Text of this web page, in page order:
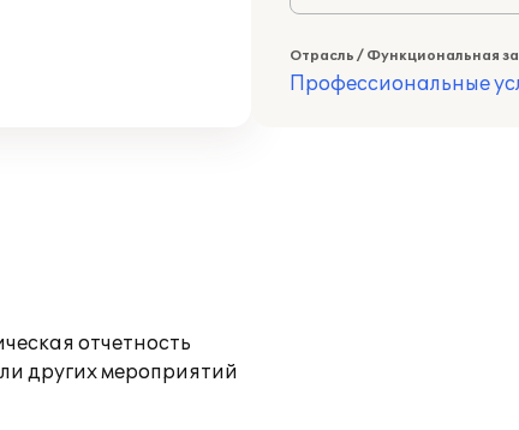
Отрасль / Функциональная
Профессиональные
отчетность
других мероприятий